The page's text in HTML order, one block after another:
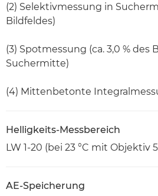
(2) Selektivmessung in
Bildfeldes)
(3) Spotmessung (ca. 3,0 % des
Suchermitte)
(4) Mittenbetonte
Helligkeits-Messbereich
LW 1-20 (bei 23 °C mit Objektiv
AE-Speicherung